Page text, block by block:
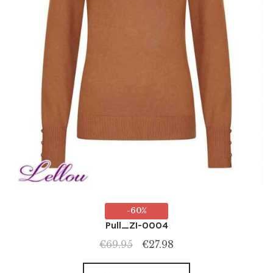
du
produit
-60%
Pull_ZI-0004
€69.95
Le
prix
€27.98Le
prix